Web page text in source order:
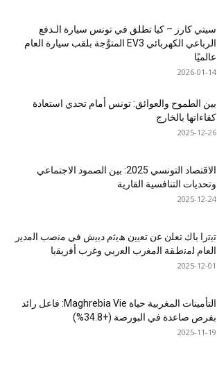
سيتي كارز – كيا تطلق في تونس سيارة الـدفع
الرباعي الكهربائي EV3 المتوَّجة بلقب سيارة العام
عالميًا
2026-01-14
بين الطموح والعوائق: تونس أمام تحدي استعادة
كفاءاتها بالخارج
2025-12-26
الاقتصاد التونسي 2025: بين الصمود الاجتماعي
وتحديات التنافسية القارية
2025-12-24
ﺗﯾﺗرا ﺑﺎك ﺗﻌﻠن ﻋن ﺗﻌﯾﯾن ھﯾﺛم دﺑﯾش ﻓﻲ ﻣﻧﺻب اﻟﻣدﯾر
اﻟﻌﺎم ﻟﻣﻧطﻘﺔ اﻟﻣﻐرب اﻟﻌرﺑﻲ وﻏرب أﻓرﯾﻘﯾﺎ
2025-12-01
التأمينات المغربية حياة Maghrebia Vie: فاعل رائد
بفرص صاعدة في البورصة (+34.8%)
2025-11-19